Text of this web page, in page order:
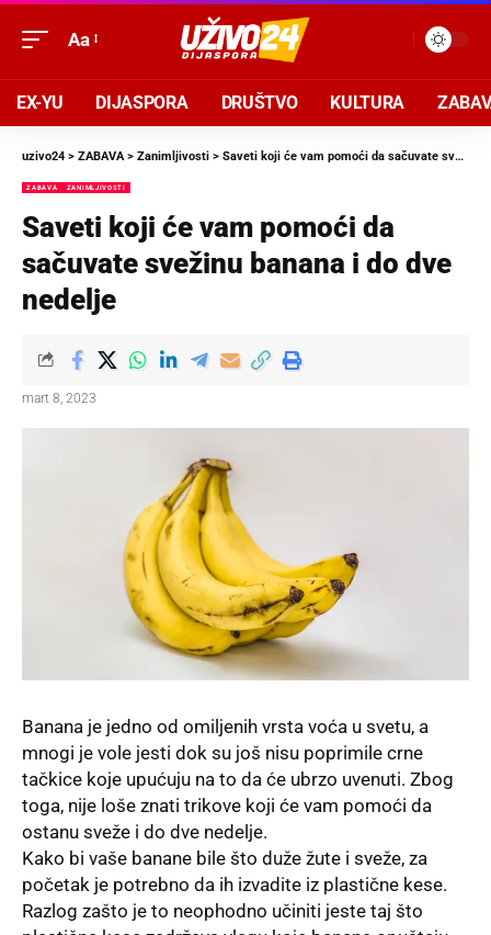
Aa
EX-YU DIJASPORA DRUŠTVO KULTURA
uzivo24 > ZABAVA> Zanimljivosti > Saveti koji će vam pomoći da sačuvate svežinu banana i do dve nedelje
ZABAVA ZANIMLJIVOSTI
Saveti koji će vam pomoći da
sačuvate svežinu banana i do dve
nedelje
mart 8, 2023
Banana je jedno od omiljenih vrsta voća u svetu, a
mnogi je vole jesti dok su još nisu poprimile crne
tačkice koje upućuju na to da će ubrzo uvenuti. Zbog
toga, nije loše znati trikove koji će vam pomoći da
ostanu sveže i do dve nedelje.
Kako bi vaše banane bile što duže žute i sveže, za
početak je potrebno da ih izvadite iz plastične kese.
Razlog zašto je to neophodno učiniti jeste taj što